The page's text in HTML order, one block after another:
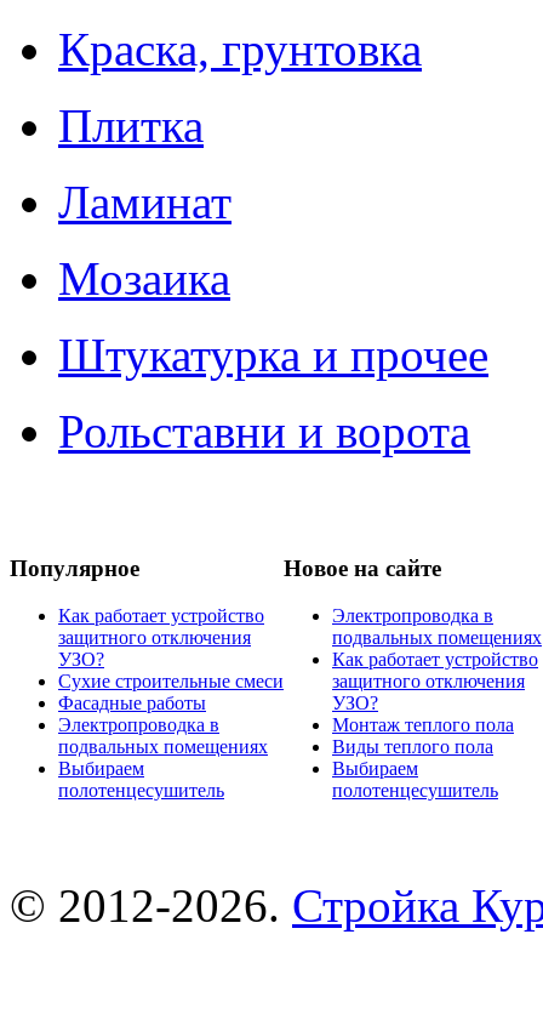
Краска, грунтовка
Плитка
Ламинат
Мозаика
Штукатурка и прочее
Рольставни и ворота
Популярное
Как работает устройство
защитного отключения
УЗО?
Сухие строительные смеси
Фасадные работы
Электропроводка в
подвальных помещениях
Выбираем
полотенцесушитель
Новое на сайте
Электропроводка в
подвальных помещениях
Как работает устройство
защитного отключения
УЗО?
Монтаж теплого пола
Виды теплого пола
Выбираем
полотенцесушитель
© 2012-2026. Стройка